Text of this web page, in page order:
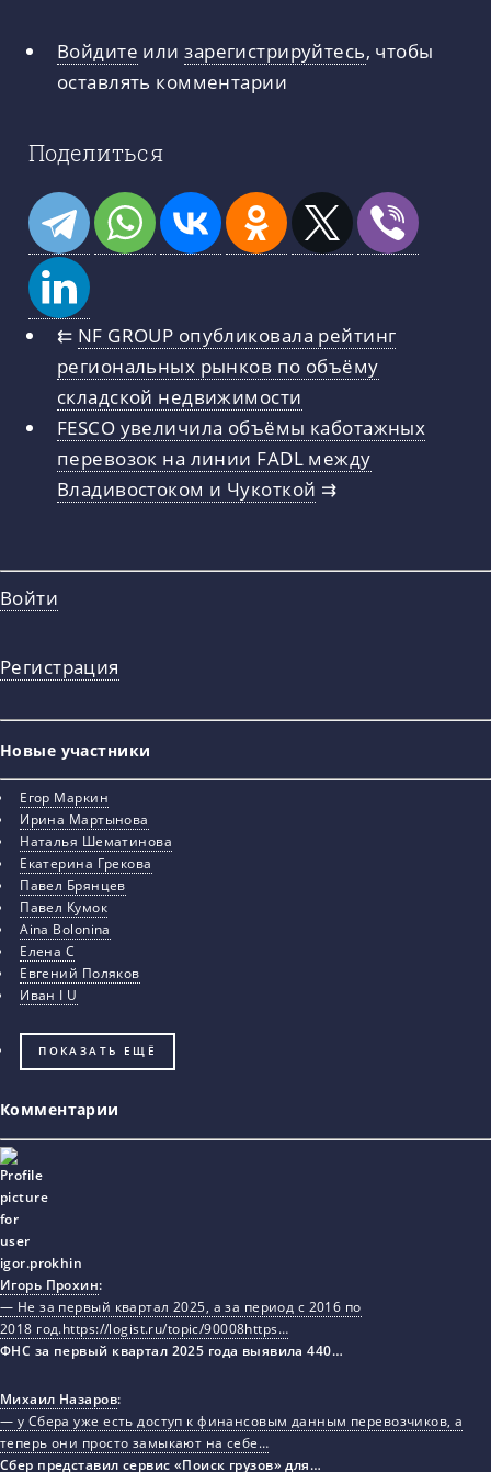
Войдите илизарегистрируйтесь, чтобы
оставлять комментарии
Поделиться
⇇ NF GROUP опубликовала рейтинг
региональных рынков по объёму
складской недвижимости
FESCO увеличила объёмы каботажных
перевозок на линии FADL между
Владивостоком и Чукоткой ⇉
Войти
Регистрация
Новые участники
Егор Маркин
Ирина Мартынова
Наталья Шематинова
Екатерина Грекова
Павел Брянцев
Павел Кумок
Aina Bolonina
Елена С
Евгений Поляков
Иван I U
ПОКАЗАТЬ ЕЩЁ
Комментарии
Игорь Прохин:
— Не за первый квартал 2025, а за период с 2016 по
2018 год.https://logist.ru/topic/90008https…
ФНС за первый квартал 2025 года выявила 440…
Михаил Назаров:
— у Сбера уже есть доступ к финансовым данным перевозчиков, а
теперь они просто замыкают на себе…
Сбер представил сервис «Поиск грузов» для…